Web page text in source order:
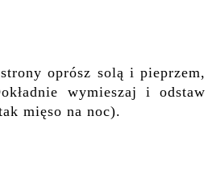
oprósz solą i pieprzem,
wymieszaj i odstaw
mięso na noc).